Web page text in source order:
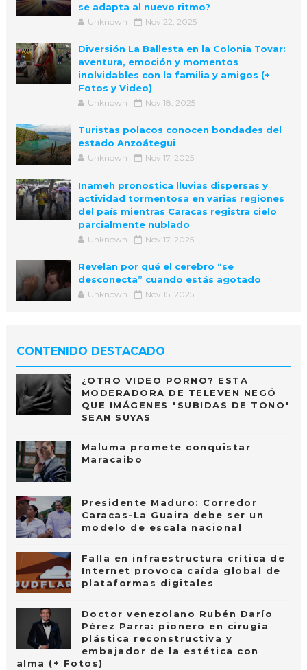
se adapta al nuevo ritmo?
Unknown Nov 22, 2025
Diversión La Ballesta en la Colonia Tovar:
aventura, emoción y momentos
inolvidables con la familia y amigos (+
Fotos y Video)
Unknown Nov 18, 2025
Turistas polacos conocen bondades del
estado Anzoátegui
Unknown Nov 17, 2025
Inameh pronostica lluvias dispersas y
actividad tormentosa en varias regiones
del país mientras Caracas registra cielo
parcialmente nublado
Unknown Nov 17, 2025
Revelan por qué el cerebro “se
desconecta” cuando estás agotado
Unknown Nov 15, 2025
CONTENIDO DESTACADO
¿OTRO VIDEO PORNO? ESTA
MODERADORA DE TELEVEN NEGÓ
QUE IMÁGENES "SUBIDAS DE TONO"
SEAN SUYAS
Maluma promete conquistar
Maracaibo
Presidente Maduro: Corredor
Caracas-La Guaira debe ser un
modelo de escala nacional
Falla en infraestructura crítica de
Internet provoca caída global de
plataformas digitales
Doctor venezolano Rubén Darío
Pérez Parra: pionero en cirugía
plástica reconstructiva y
embajador de la estética con
alma (+ Fotos)